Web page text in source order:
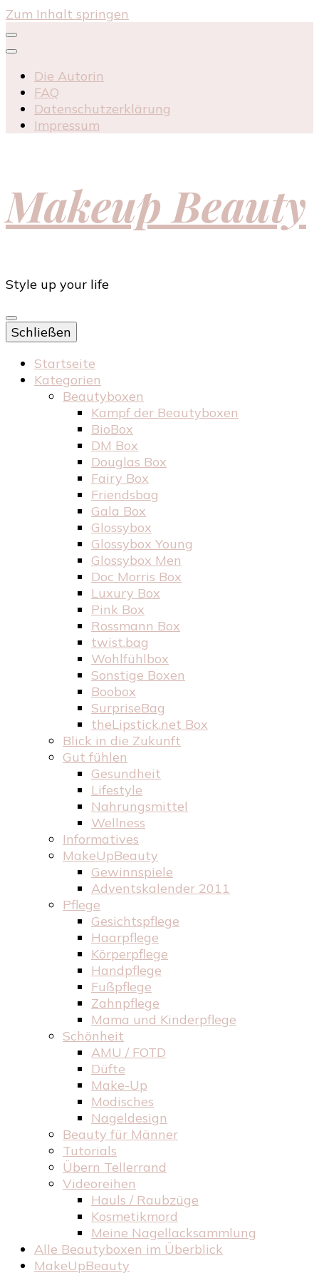
Zum Inhalt springen
Die Autorin
FAQ
Datenschutzerklärung
Impressum
Makeup Beauty
Style up your life
Schließen
Startseite
Kategorien
Beautyboxen
Kampf der Beautyboxen
BioBox
DM Box
Douglas Box
Fairy Box
Friendsbag
Gala Box
Glossybox
Glossybox Young
Glossybox Men
Doc Morris Box
Luxury Box
Pink Box
Rossmann Box
twist.bag
Wohlfühlbox
Sonstige Boxen
Boobox
SurpriseBag
theLipstick.net Box
Blick in die Zukunft
Gut fühlen
Gesundheit
Lifestyle
Nahrungsmittel
Wellness
Informatives
MakeUpBeauty
Gewinnspiele
Adventskalender 2011
Pflege
Gesichtspflege
Haarpflege
Körperpflege
Handpflege
Fußpflege
Zahnpflege
Mama und Kinderpflege
Schönheit
AMU / FOTD
Düfte
Make-Up
Modisches
Nageldesign
Beauty für Männer
Tutorials
Übern Tellerrand
Videoreihen
Hauls / Raubzüge
Kosmetikmord
Meine Nagellacksammlung
Alle Beautyboxen im Überblick
MakeUpBeauty